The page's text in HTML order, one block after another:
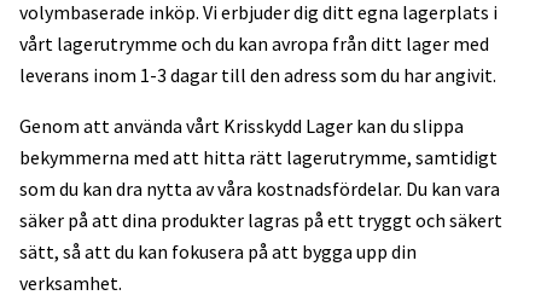
volymbaserade inköp. Vi erbjuder dig ditt egna lagerplats i
vårt lagerutrymme och du kan avropa från ditt lager med
leverans inom 1-3 dagar till den adress som du har angivit.
Genom att använda vårt Krisskydd Lager kan du slippa
bekymmerna med att hitta rätt lagerutrymme, samtidigt
som du kan dra nytta av våra kostnadsfördelar. Du kan vara
säker på att dina produkter lagras på ett tryggt och säkert
sätt, så att du kan fokusera på att bygga upp din
verksamhet.